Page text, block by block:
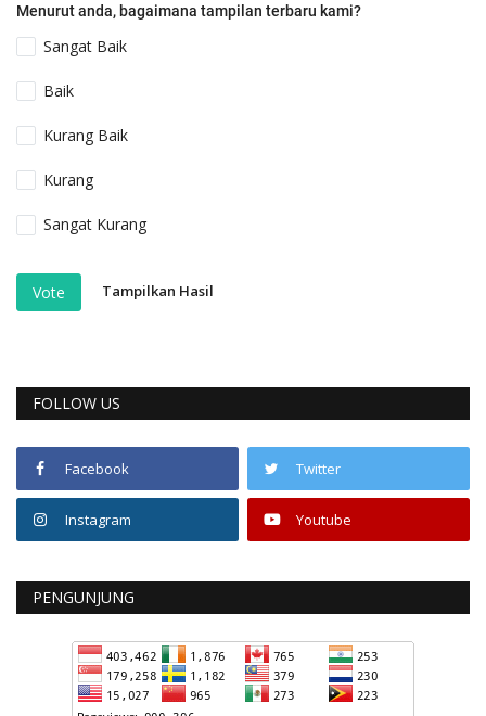
Menurut anda, bagaimana tampilan terbaru kami?
Sangat Baik
Baik
Kurang Baik
Kurang
Sangat Kurang
Vote Tampilkan Hasil
FOLLOW US
Facebook Twitter
Instagram Youtube
PENGUNJUNG